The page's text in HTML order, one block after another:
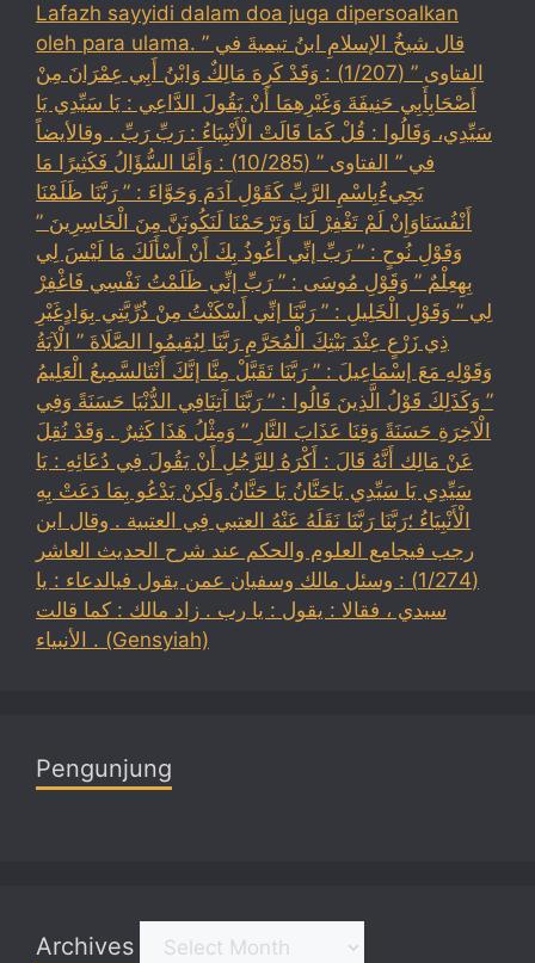
Lafazh sayyidi dalam doa juga dipersoalkan
oleh para ulama. قال شيخُ الإسلامِ ابنُ تيميةَ في ”
الفتاوى ” (1/207) : وَقَدْ كَرِهَ مَالِكٌ وَابْنُ أَبِي عِمْرَانَ مِنْ
أَصْحَابِأَبِي حَنِيفَةَ وَغَيْرِهِمَا أَنْ يَقُولَ الدَّاعِي : يَا سَيِّدِي يَا
سَيِّدِي، وَقَالُوا : قُلْ كَمَا قَالَتْ الْأَنْبِيَاءُ : رَبِّ رَبِّ . وقالأيضاً
في ” الفتاوى ” (10/285) : وَأَمَّا السُّؤَالُ فَكَثِيرًا مَا
يَجِيءُبِاسْمِ الرَّبِّ كَقَوْلِ آدَمَ وَحَوَّاءَ : ” رَبَّنَا ظَلَمْنَا
أَنْفُسَنَاوَإِنْ لَمْ تَغْفِرْ لَنَا وَتَرْحَمْنَا لَنَكُونَنَّ مِنَ الْخَاسِرِينَ ”
وَقَوْلِ نُوحٍ : ” رَبِّ إنِّي أَعُوذُ بِكَ أَنْ أَسْأَلَكَ مَا لَيْسَ لِي
بِهِعِلْمٌ ” وَقَوْلِ مُوسَى : ” رَبِّ إنِّي ظَلَمْتُ نَفْسِي فَاغْفِرْ
لِي ” وَقَوْلِ الْخَلِيلِ : ” رَبَّنَا إنِّي أَسْكَنْتُ مِنْ ذُرِّيَّتِي بِوَادٍغَيْرِ
ذِي زَرْعٍ عِنْدَ بَيْتِكَ الْمُحَرَّمِ رَبَّنَا لِيُقِيمُوا الصَّلَاةَ ” الْآيَةُ
وَقَوْلِهِ مَعَ إسْمَاعِيلَ : ” رَبَّنَا تَقَبَّلْ مِنَّا إنَّكَ أَنْتَالسَّمِيعُ الْعَلِيمُ
” وَكَذَلِكَ قَوْلُ الَّذِينَ قَالُوا : ” رَبَّنَا آتِنَافِي الدُّنْيَا حَسَنَةً وَفِي
الْآخِرَةِ حَسَنَةً وَقِنَا عَذَابَ النَّارِ ” وَمِثْلُ هَذَا كَثِيرٌ . وَقَدْ نُقِلَ
عَنْ مَالِك أَنَّهُ قَالَ : أَكْرَهُ لِلرَّجُلِ أَنْ يَقُولَ فِي دُعَائِهِ : يَا
سَيِّدِي يَا سَيِّدِي يَاحَنَّانُ يَا حَنَّانُ وَلَكِنْ يَدْعُو بِمَا دَعَتْ بِهِ
الْأَنْبِيَاءُ ؛رَبَّنَا رَبَّنَا نَقَلَهُ عَنْهُ العتبي فِي العتبية . وقال ابن
رجب فيجامع العلوم والحكم عند شرح الحديث العاشر
(1/274) : وسئل مالك وسفيان عمن يقول فيالدعاء : يا
سيدي ، فقالا : يقول : يا رب . زاد مالك : كما قالت
الأنبياء . (Gensyiah)
Pengunjung
Archives Archives